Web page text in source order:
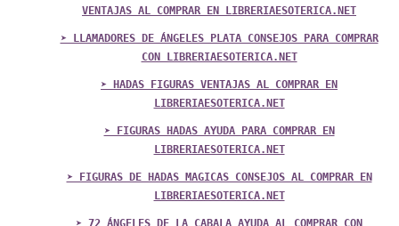
VENTAJAS AL COMPRAR EN LIBRERIAESOTERICA.NET
➤ LLAMADORES DE ÁNGELES PLATA CONSEJOS PARA COMPRAR
CON LIBRERIAESOTERICA.NET
➤ HADAS FIGURAS VENTAJAS AL COMPRAR EN
LIBRERIAESOTERICA.NET
➤ FIGURAS HADAS AYUDA PARA COMPRAR EN
LIBRERIAESOTERICA.NET
➤ FIGURAS DE HADAS MAGICAS CONSEJOS AL COMPRAR EN
LIBRERIAESOTERICA.NET
➤ 72 ÁNGELES DE LA CABALA AYUDA AL COMPRAR CON